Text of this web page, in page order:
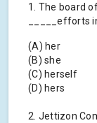
1. The board
_____efforts
(A) her
(B) she
(C) herself
(D) hers
2. Jettizon